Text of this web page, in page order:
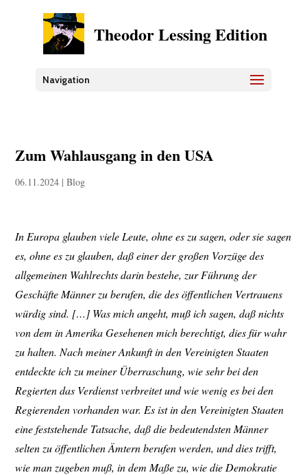
Theodor Lessing Edition
Navigation
Zum Wahlausgang in den USA
06.11.2024 |Blog
In Europa glauben viele Leute, ohne es zu sagen, oder sie sagen
es, ohne es zu glauben, daß einer der großen Vorzüge des
allgemeinen Wahlrechts darin bestehe, zur Führung der
Geschäfte Männer zu berufen, die des öffentlichen Vertrauens
würdig sind. […] Was mich angeht, muß ich sagen, daß nichts
von dem in Amerika Gesehenen mich berechtigt, dies für wahr
zu halten. Nach meiner Ankunft in den Vereinigten Staaten
entdeckte ich zu meiner Überraschung, wie sehr bei den
Regierten das Verdienst verbreitet und wie wenig es bei den
Regierenden vorhanden war. Es ist in den Vereinigten Staaten
eine feststehende Tatsache, daß die bedeutendsten Männer
selten zu öffentlichen Ämtern berufen werden, und dies trifft,
wie man zugeben muß, in dem Maße zu, wie die Demokratie